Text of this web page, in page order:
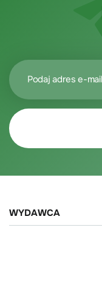
WYDAWCA